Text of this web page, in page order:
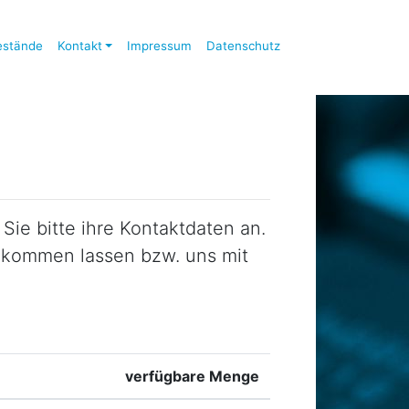
Kontakt Impressum Datenschutz
bitte ihre Kontaktdaten an.
lassen bzw. uns mit
verfügbare Menge